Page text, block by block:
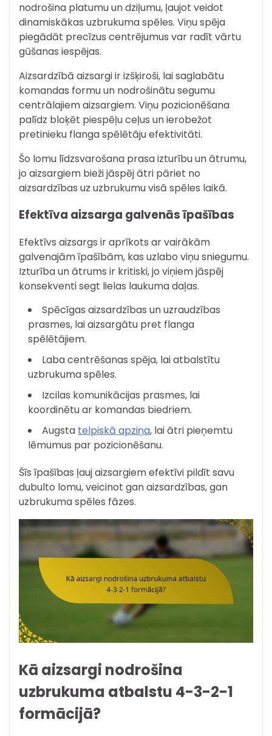
nodrošina platumu un dziļumu, ļaujot veidot
dinamiskākas uzbrukuma spēles. Viņu spēja
piegādāt precīzus centrējumus var radīt vārtu
gūšanas iespējas.
Aizsardzībā aizsargi ir izšķiroši, lai saglabātu
komandas formu un nodrošinātu segumu
centrālajiem aizsargiem. Viņu pozicionēšana
palīdz bloķēt piespēļu ceļus un ierobežot
pretinieku flanga spēlētāju efektivitāti.
Šo lomu līdzsvarošana prasa izturību un ātrumu,
jo aizsargiem bieži jāspēj ātri pāriet no
aizsardzības uz uzbrukumu visā spēles laikā.
Efektīva aizsarga galvenās īpašības
Efektīvs aizsargs ir aprīkots ar vairākām
galvenajām īpašībām, kas uzlabo viņu sniegumu.
Izturība un ātrums ir kritiski, jo viņiem jāspēj
konsekventi segt lielas laukuma daļas.
Spēcīgas aizsardzības un uzraudzības
prasmes, lai aizsargātu pret flanga
spēlētājiem.
Laba centrēšanas spēja, lai atbalstītu
uzbrukuma spēles.
Izcilas komunikācijas prasmes, lai
koordinētu ar komandas biedriem.
Augsta telpiskā apziņa, lai ātri pieņemtu
lēmumus par pozicionēšanu.
Šīs īpašības ļauj aizsargiem efektīvi pildīt savu
dubulto lomu, veicinot gan aizsardzības, gan
uzbrukuma spēles fāzes.
Kā aizsargi nodrošina
uzbrukuma atbalstu 4-3-2-1
formācijā?